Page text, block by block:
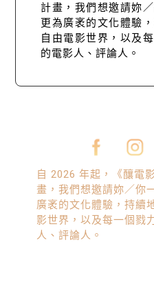
計畫，我們想邀請妳
更為廣袤的文化體驗
自由電影世界，以及
的電影人、評論人。
自 2026 年起，《釀電
畫，我們想邀請妳／你
廣袤的文化體驗，持續
影世界，以及每一個戮
人、評論人。